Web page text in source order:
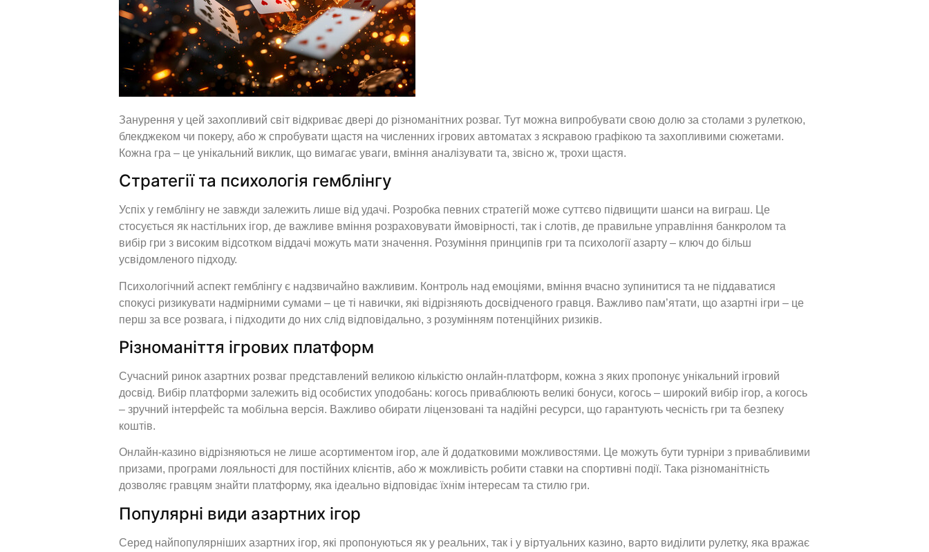
Занурення у цей захопливий світ відкриває двері до різноманітних розваг. Тут можна випробувати свою долю за столами з рулеткою,
блекджеком чи покеру, або ж спробувати щастя на численних ігрових автоматах з яскравою графікою та захопливими сюжетами.
Кожна гра – це унікальний виклик, що вимагає уваги, вміння аналізувати та, звісно ж, трохи щастя.
Стратегії та психологія гемблінгу
Успіх у гемблінгу не завжди залежить лише від удачі. Розробка певних стратегій може суттєво підвищити шанси на виграш. Це
стосується як настільних ігор, де важливе вміння розраховувати ймовірності, так і слотів, де правильне управління банкролом та
вибір гри з високим відсотком віддачі можуть мати значення. Розуміння принципів гри та психології азарту – ключ до більш
усвідомленого підходу.
Психологічний аспект гемблінгу є надзвичайно важливим. Контроль над емоціями, вміння вчасно зупинитися та не піддаватися
спокусі ризикувати надмірними сумами – це ті навички, які відрізняють досвідченого гравця. Важливо пам’ятати, що азартні ігри – це
перш за все розвага, і підходити до них слід відповідально, з розумінням потенційних ризиків.
Різноманіття ігрових платформ
Сучасний ринок азартних розваг представлений великою кількістю онлайн-платформ, кожна з яких пропонує унікальний ігровий
досвід. Вибір платформи залежить від особистих уподобань: когось приваблюють великі бонуси, когось – широкий вибір ігор, а когось
– зручний інтерфейс та мобільна версія. Важливо обирати ліцензовані та надійні ресурси, що гарантують чесність гри та безпеку
коштів.
Онлайн-казино відрізняються не лише асортиментом ігор, але й додатковими можливостями. Це можуть бути турніри з привабливими
призами, програми лояльності для постійних клієнтів, або ж можливість робити ставки на спортивні події. Така різноманітність
дозволяє гравцям знайти платформу, яка ідеально відповідає їхнім інтересам та стилю гри.
Популярні види азартних ігор
Серед найпопулярніших азартних ігор, які пропонуються як у реальних, так і у віртуальних казино, варто виділити рулетку, яка вражає